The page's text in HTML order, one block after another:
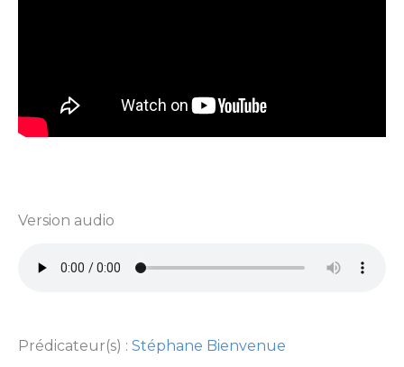
Version audio
Prédicateur(s) : Stéphane Bienvenue